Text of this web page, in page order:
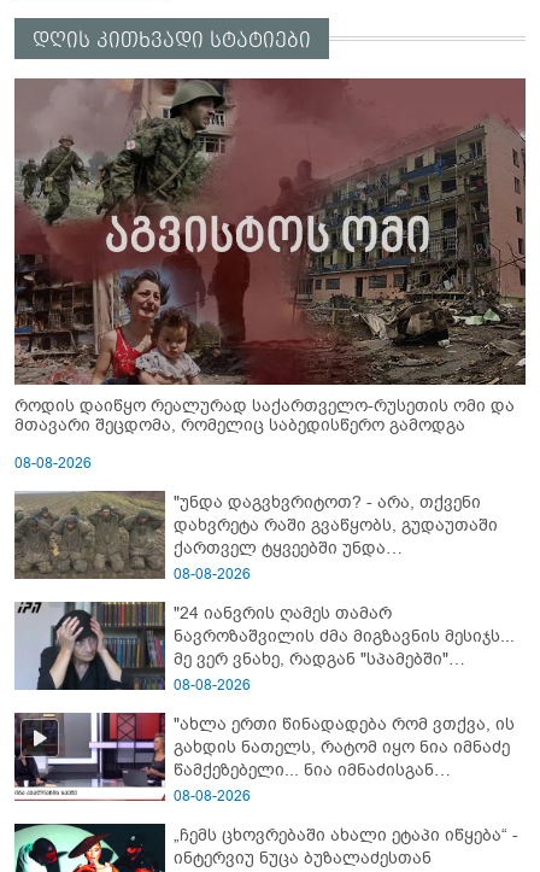
დღის კითხვადი სტატიები
როდის დაიწყო რეალურად საქართველო-რუსეთის ომი და
მთავარი შეცდომა, რომელიც საბედისწერო გამოდგა
08-08-2026
"უნდა დაგვხვრიტოთ? - არა, თქვენი
დახვრეტა რაში გვაწყობს, გუდაუთაში
ქართველ ტყვეებში უნდა
გადაგცვალოთ..."
08-08-2026
"24 იანვრის ღამეს თამარ
ნავროზაშვილის ძმა მიგზავნის მესიჯს...
მე ვერ ვნახე, რადგან "სპამებში"
ჩავარდა": რა მისწერა ნია იმნაძის ბიძამ
"სქრინს" აქვეყნებს
08-08-2026
"ახლა ერთი წინადადება რომ ვთქვა, ის
გახდის ნათელს, რატომ იყო ნია იმნაძე
წამქეზებელი... ნია იმნაძისგან
გამოსული ინფორმაციაა ეს" - რას
08-08-2026
„ჩემს ცხოვრებაში ახალი ეტაპი იწყება“ -
ინტერვიუ ნუცა ბუზალაძესთან